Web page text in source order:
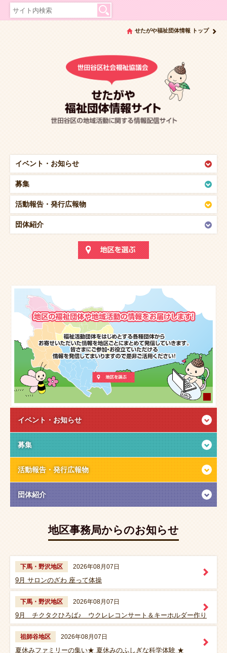
イベント・ お知らせ
募集
活動報告・ 発行広報物
団体紹介
せたがや福祉団体情報 トップ
イベント・ お知らせ
募集
活動報告・ 発行広報物
団体紹介
地区事務局からのお知らせ
下馬・野沢地区 2026年08月07日
9月 サロンのざわ 座って体操
下馬・野沢地区 2026年08月07日
9月 チクタクひろば♪ ウクレレコンサート＆キーホルダー作り
祖師谷地区 2026年08月07日
夏休みファミリーの集い★ 夏休みのふしぎな科学体験 ★